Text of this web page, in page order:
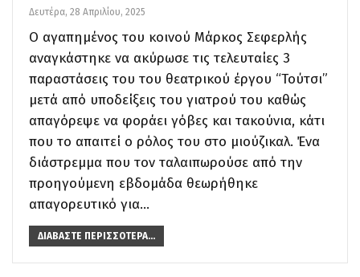
Δευτέρα, 28 Απριλίου, 2025
Ο αγαπημένος του κοινού Μάρκος Σεφερλής
αναγκάστηκε να ακύρωσε τις τελευταίες 3
παραστάσεις του του θεατρικού έργου “Τούτσι”
μετά από υποδείξεις του γιατρού του καθώς
απαγόρεψε να φοράει γόβες και τακούνια, κάτι
που το απαιτεί ο ρόλος του στο μιούζικαλ. Ένα
διάστρεμμα που τον ταλαιπωρούσε από την
προηγούμενη εβδομάδα θεωρήθηκε
απαγορευτικό για…
ΔΙΑΒΆΣΤΕ ΠΕΡΙΣΣΌΤΕΡΑ...